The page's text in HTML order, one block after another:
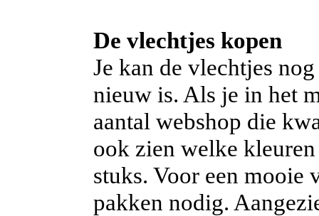
De vlechtjes kopen
Je kan de vlechtjes
nieuw is. Als je in het
aantal webshop die
ook zien welke
stuks. Voor een mooie
pakken nodig.